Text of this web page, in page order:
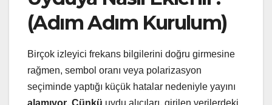
(Adım Adım Kurulum)
Birçok izleyici frekans bilgilerini doğru girmesine
rağmen, sembol oranı veya polarizasyon
seçiminde yaptığı küçük hatalar nedeniyle yayını